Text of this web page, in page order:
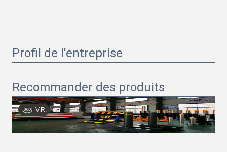
Profil de l'entreprise
Recommander des produits
V.R.